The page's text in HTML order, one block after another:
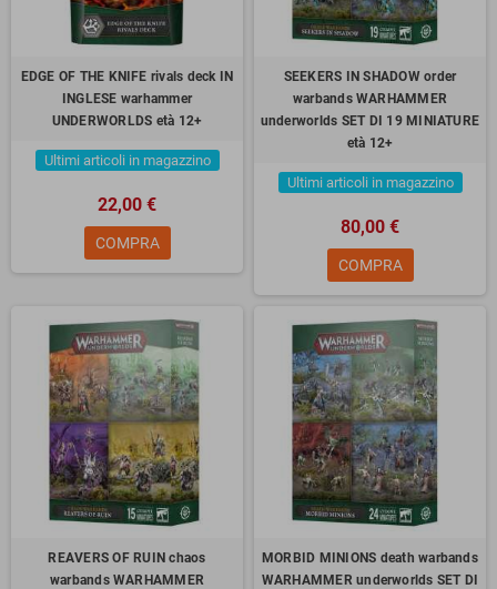
EDGE OF THE KNIFE rivals deck IN
INGLESE warhammer
UNDERWORLDS età 12+
Ultimi articoli in magazzino
22,00 €
COMPRA
SEEKERS IN SHADOW order
warbands WARHAMMER
underworlds SET DI 19 MINIATURE
età 12+
Ultimi articoli in magazzino
80,00 €
COMPRA
REAVERS OF RUIN chaos
warbands WARHAMMER
MORBID MINIONS death warbands
WARHAMMER underworlds SET DI